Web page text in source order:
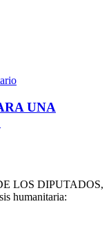
UNA
LOS DIPUTADOS,
humanitaria: